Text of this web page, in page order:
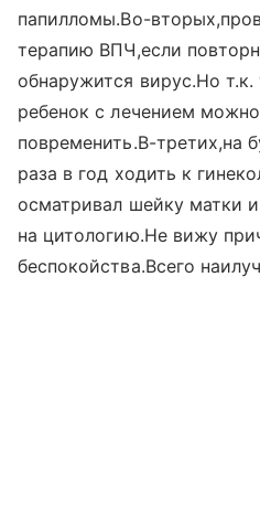
папилломы.Во-
терапию ВПЧ,если
обнаружится вирус.Но т.к.
ребенок с лечением
повременить.В-третих,на
раза в год ходить к
осматривал шейку матки
на цитологию.Не вижу
беспокойства.Всего